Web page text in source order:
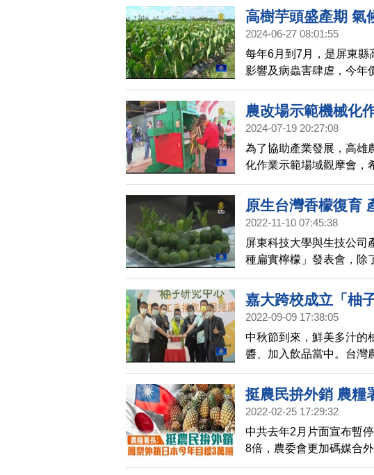
就代表會豐收？透過鏡頭
高樹芋頭盛產期 氣
2024-06-27 08:01:55
每年6月到7月，是屏東縣
影響及病蟲害肆虐，今年
會也建請農政單位幫忙，
農改場示範機械化
2024-07-19 20:27:08
為了協助產業發展，高雄
化作業示範場域觀摩會，
原生台灣香檬復育
2022-11-10 07:45:38
屏東科技大學與生技公司
種扁實檸檬」發表會，除
發研究的新農產品。
嘉大跨校成立「柚
2022-09-09 17:38:05
中秋節到來，鮮美多汁的
醬、加入飲品當中。台灣
究中心」，週四（8日）
發的成果。帶您來看。
挺農民拚外銷 農糧
噸
2022-02-25 17:29:32
中共去年2月片面宣布暫
8倍，農委會更加碼媒合
金鑽鳳梨要外銷日本，農